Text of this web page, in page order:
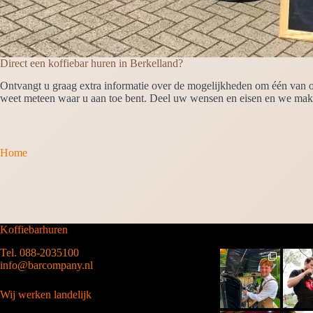
Direct een koffiebar huren in Berkelland?
Ontvangt u graag extra informatie over de mogelijkheden om één
weet meteen waar u aan toe bent. Deel uw wensen en eisen en we
Home
Koffiebarhuren
Tel. 088-2035100
info@barcompany.nl
Wij werken landelijk